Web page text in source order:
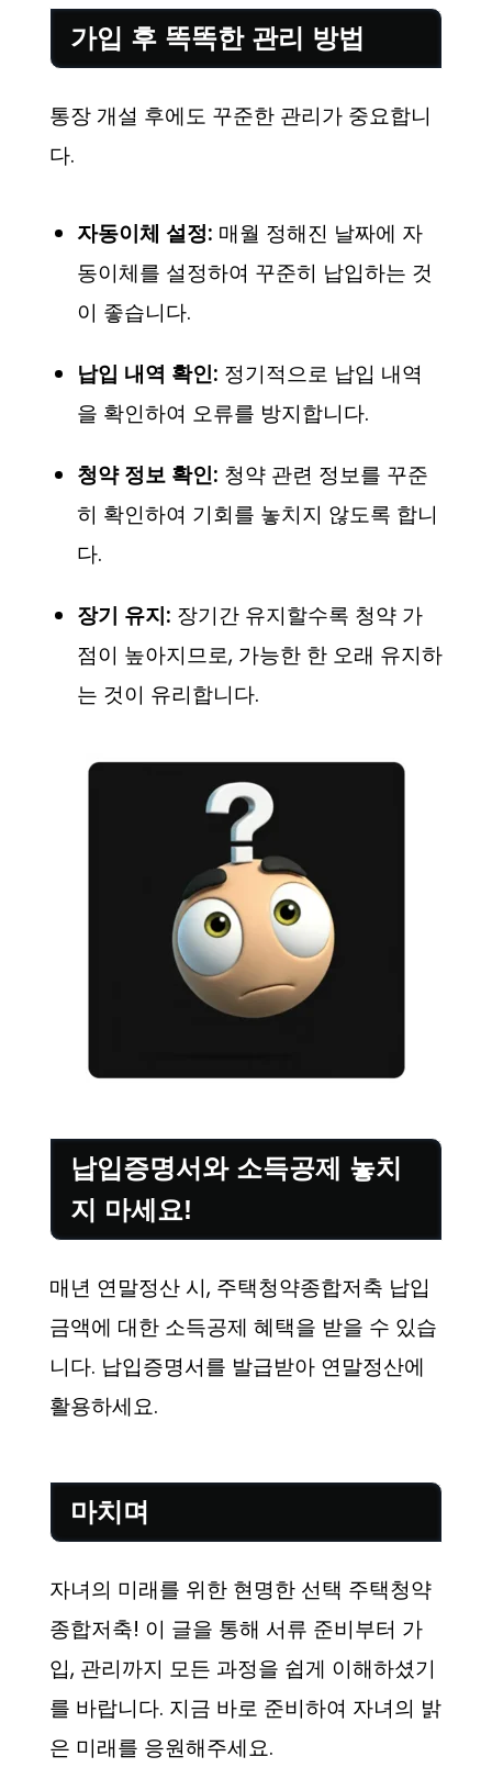
가입 후 똑똑한 관리 방법
통장 개설 후에도 꾸준한 관리가 중요합니
다.
자동이체 설정: 매월 정해진 날짜에 자
동이체를 설정하여 꾸준히 납입하는 것
이 좋습니다.
납입 내역 확인: 정기적으로 납입 내역
을 확인하여 오류를 방지합니다.
청약 정보 확인: 청약 관련 정보를 꾸준
히 확인하여 기회를 놓치지 않도록 합니
다.
장기 유지: 장기간 유지할수록 청약 가
점이 높아지므로, 가능한 한 오래 유지하
는 것이 유리합니다.
납입증명서와 소득공제 놓치
지 마세요!
매년 연말정산 시, 주택청약종합저축 납입
금액에 대한 소득공제 혜택을 받을 수 있습
니다. 납입증명서를 발급받아 연말정산에
활용하세요.
마치며
자녀의 미래를 위한 현명한 선택 주택청약
종합저축! 이 글을 통해 서류 준비부터 가
입, 관리까지 모든 과정을 쉽게 이해하셨기
를 바랍니다. 지금 바로 준비하여 자녀의 밝
은 미래를 응원해주세요.